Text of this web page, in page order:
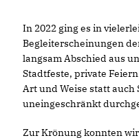
In 2022 ging es in
Begleiterscheinungen
langsam Abschied aus
Stadtfeste, private
Art und Weise statt
uneingeschränkt
Zur Krönung konnten